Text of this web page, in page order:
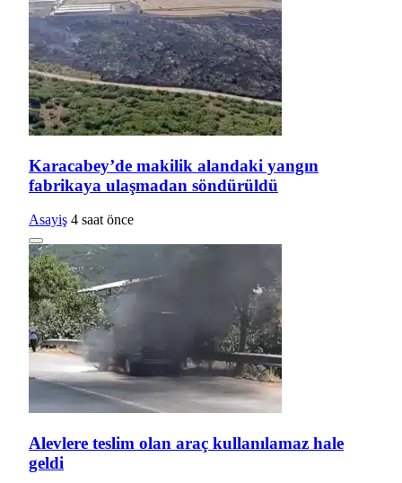
Karacabey’de makilik alandaki yangın
fabrikaya ulaşmadan söndürüldü
Asayiş 4 saat önce
Alevlere teslim olan araç kullanılamaz hale
geldi